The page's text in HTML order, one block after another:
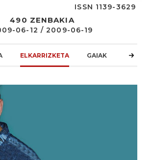
ISSN 1139-3629
490 ZENBAKIA
06-12 / 2009-06-19
ELKARRIZKETA GAIAK